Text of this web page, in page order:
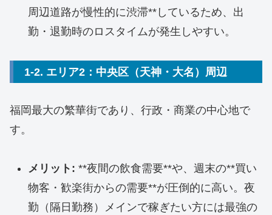
周辺道路が慢性的に渋滞**しているため、出
勤・退勤時のロスタイムが発生しやすい。
1-2. エリア2：中央区（天神・大名）周辺
福岡最大の繁華街であり、行政・商業の中心地で
す。
メリット: **夜間の飲食需要**や、週末の**買い
物客・歓楽街からの需要**が圧倒的に高い。夜
勤（隔日勤務）メインで稼ぎたい方には最強の